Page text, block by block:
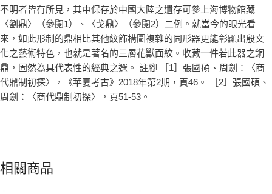
不明者皆有所見，其中保存於中國大陸之遺存可參上海博物館藏
〈劉鼎〉（參閱1）、〈戈鼎〉（參閱2）二例。就當今的眼光看
來，如此形制的鼎相比其他紋飾構圖複雜的同形器更能彰顯出殷文
化之藝術特色，也就是著名的三層花獸面紋。收藏一件若此器之銅
鼎，固然為具代表性的經典之選。 註腳 ［1］張國碩、周劍：〈商
代鼎制初探〉，《華夏考古》2018年第2期，頁46。 ［2］張國碩、
周劍：〈商代鼎制初探〉，頁51-53。
相關商品